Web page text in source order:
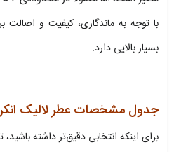
با توجه به ماندگاری، کیفیت و اصالت
بسیار بالایی دارد.
جدول مشخصات عطر لالیک انکر
برای اینکه انتخابی دقیق‌تر داشته